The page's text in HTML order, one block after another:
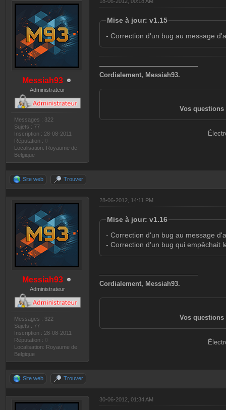
Messiah93
Administrateur
Messages : 322
Sujets : 77
Inscription : 28-08-2011
Réputation :
Localisation: Royaume de
Belgique
Mise à jour: v1.15
- Correction d'un bug au message
———————————————
Cordialement, Messiah93.
Vos questions
Site web Trouver
Messiah93
Administrateur
Messages : 322
Sujets : 77
Inscription : 28-08-2011
Réputation :
Localisation: Royaume de
Belgique
28-06-2012, 14:11 PM
Mise à jour: v1.16
- Correction d'un bug au message
- Correction d'un bug qui empêchait
———————————————
Cordialement, Messiah93.
Vos questions
Site web Trouver
30-06-2012, 01:34 AM